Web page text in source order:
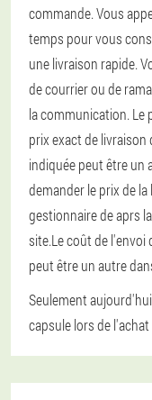
commande. Vous
temps pour vous
une livraison rapide.
de courrier ou de
la communication. Le
prix exact de
indiquée peut être un
demander le prix de
gestionnaire de aprs
site.Le coût de l'envoi
peut être un autre
Seulement
capsule lors de